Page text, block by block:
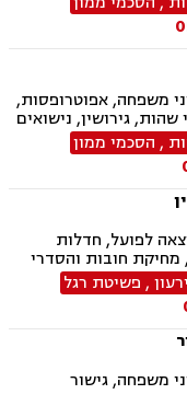
ניכור הורי, עסקאות
נוטריון, ייפוי
פירעון, תביעות
ונדל"ן, עסקאות מכר
מקבלן, משפט מסחרי,
ונדל"נית, דיני
משפחה, אפוטרופסות,
גירושין, נישואים
אישי, תיאום הורי,
כוח מתמשך.
, הסכמי ממון
לפועל, חדלות
מחיקת חובות והסדרי
ידועים בציבור,
גירושין, חלוקת רכוש,
, פשיטת רגל
משפחה, גישור